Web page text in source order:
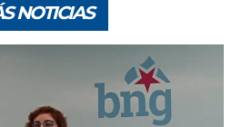
NOTICIAS